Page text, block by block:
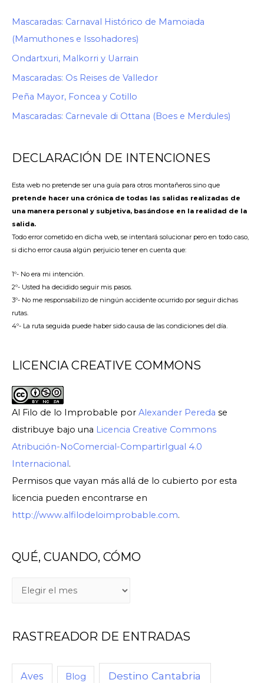
Mascaradas: Carnaval Histórico de Mamoiada
(Mamuthones e Issohadores)
Ondartxuri, Malkorri y Uarrain
Mascaradas: Os Reises de Valledor
Peña Mayor, Foncea y Cotillo
Mascaradas: Carnevale di Ottana (Boes e Merdules)
DECLARACIÓN DE INTENCIONES
Esta web no pretende ser una guía para otros montañeros sino que
pretende hacer una crónica de todas las salidas realizadas de
una manera personal y subjetiva, basándose en la realidad de la
salida.
Todo error cometido en dicha web, se intentará solucionar pero en todo caso,
si dicho error causa algún perjuicio tener en cuenta que:
1º- No era mi intención.
2º- Usted ha decidido seguir mis pasos.
3º- No me responsabilizo de ningún accidente ocurrido por seguir dichas
rutas.
4º- La ruta seguida puede haber sido causa de las condiciones del día.
LICENCIA CREATIVE COMMONS
Al Filo de lo Improbable por Alexander Pereda se
distribuye bajo una Licencia Creative Commons
Atribución-NoComercial-CompartirIgual 4.0
Internacional.
Permisos que vayan más allá de lo cubierto por esta
licencia pueden encontrarse en
http://www.alfilodeloimprobable.com.
QUÉ, CUANDO, CÓMO
RASTREADOR DE ENTRADAS
Aves Blog Destino Cantabria